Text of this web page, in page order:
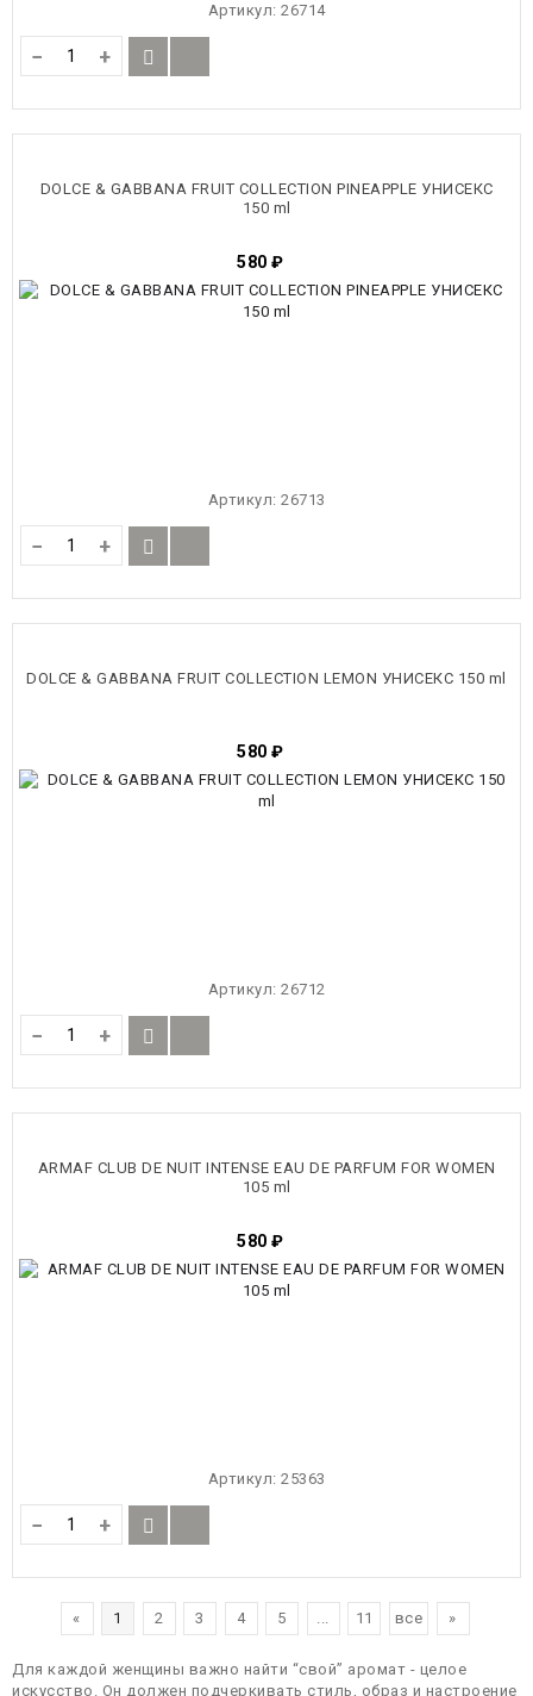
Артикул: 26714
− +
DOLCE & GABBANA FRUIT COLLECTION PINEAPPLE УНИСЕКС
150 ml
580 ₽
Артикул: 26713
− +
DOLCE & GABBANA FRUIT COLLECTION LEMON УНИСЕКС 150 ml
580 ₽
Артикул: 26712
− +
ARMAF CLUB DE NUIT INTENSE EAU DE PARFUM FOR WOMEN
105 ml
580 ₽
Артикул: 25363
− +
« 1 2 3 4 5 ... 11 все »
Для каждой женщины важно найти “свой” аромат - целое
искусство. Он должен подчеркивать стиль, образ и настроение